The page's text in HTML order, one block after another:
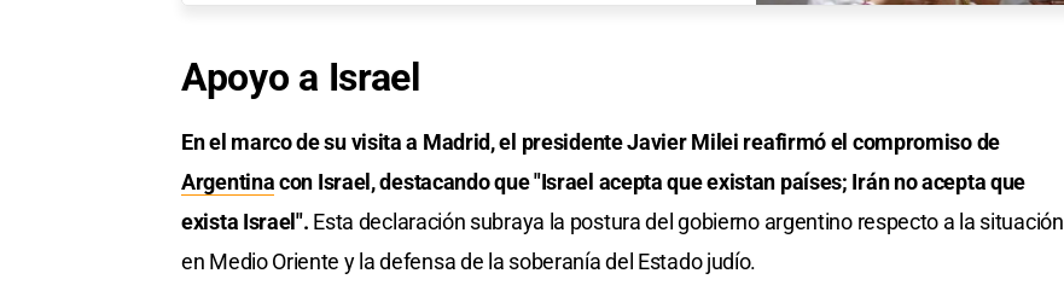
Apoyo a Israel
En el marco de su visita a Madrid, el presidente Javier Milei reafirmó el compromiso de
Argentinacon Israel, destacando que "Israel acepta que existan países; Irán no acepta que
exista Israel". Esta declaración subraya la postura del gobierno argentino respecto a la situación
en Medio Oriente y la defensa de la soberanía del Estado judío.